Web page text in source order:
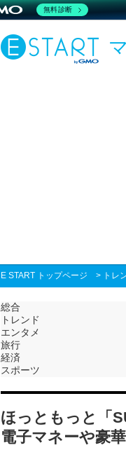
E START トップページ > トレ
総合
トレンド
エンタメ
旅行
経済
スポーツ
ほっともっと「
電子マネーや豪
無料診断